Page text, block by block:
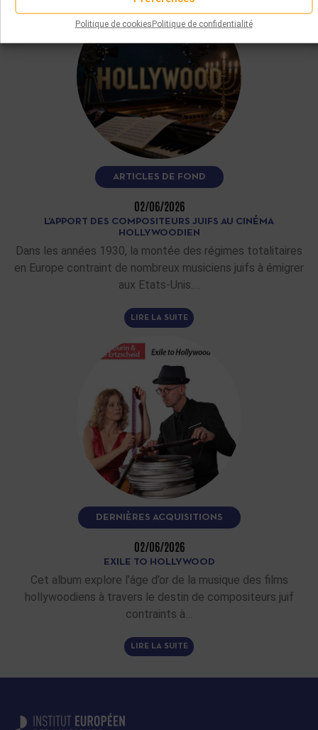
Politique de cookiesPolitique de confidentialité
ARTICLES DE FOND
02/06/2026
L’APPORT DES COMPOSITEURS JUIFS AU CINÉMA
HOLLYWOODIEN
Dans les années 1930, la montée des régimes totalitaires
en Europe contraint de nombreux musiciens juifs à émigrer
aux Etats-Unis.…
LIRE LA SUITE
DERNIÈRES ACQUISITIONS
02/06/2026
EXILE TO HOLLYWOOD
Cet album explore l’âge d’or de la musique des films
hollywoodiens à travers le destin de compositeurs juif
contraints à…
LIRE LA SUITE